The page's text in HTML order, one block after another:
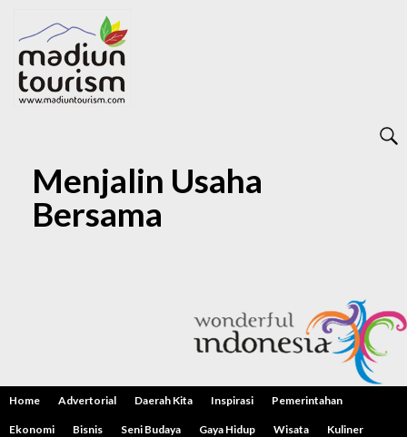
Menjalin Usaha
Bersama
Home Advertorial Daerah Kita Inspirasi Pemerintahan
Ekonomi Bisnis Seni Budaya Gaya Hidup Wisata Kuliner